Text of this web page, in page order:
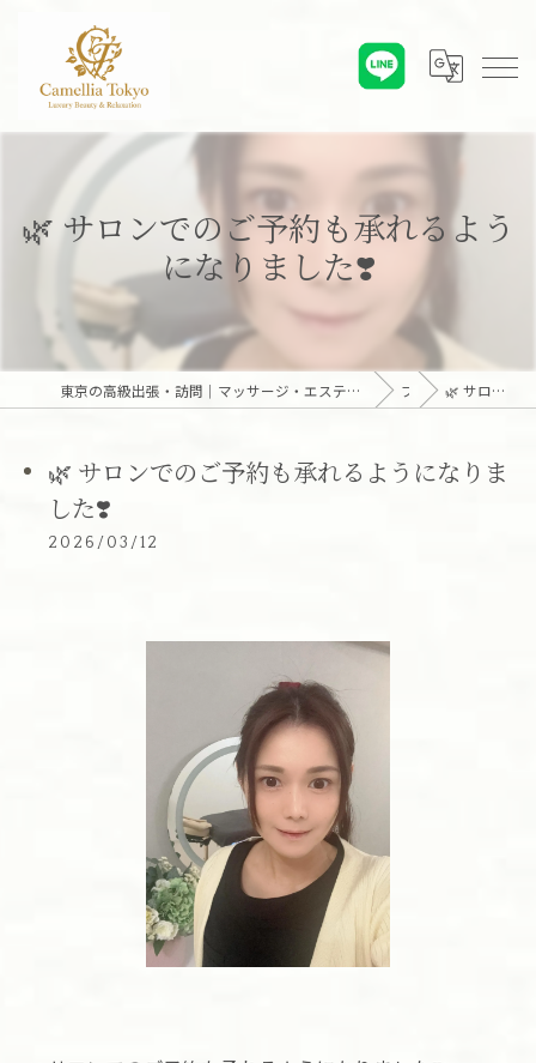
🌿 サロンでのご予約も承れるよう
になりました❣️
東京の高級出張・訪問｜マッサージ・エステ・オンライン心理カウンセリング｜六本木・麻布・赤坂・青山・白金・港区・東京23区｜アロマオイルとディープリンパで贅沢なひとときを「Camellia Tokyo（カメリア東京）」 ブログ 🌿 サロンでのご予約も承れるようになりました❣️
🌿 サロンでのご予約も承れるようになりま
した❣️
2026/03/12